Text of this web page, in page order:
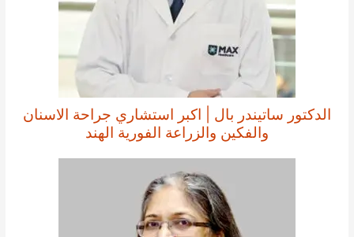
الدكتور ساتيندر بال | اكبر استشاري جراحة الاسنان
والفكين والزراعة الفورية الهند